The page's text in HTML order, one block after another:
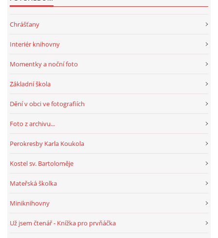
FREE WIFI
VÝZNAČNÍ RODÁCI
FOTOALBUM
PODĚKOVÁNÍ
SLUŽBY
HRY, KVÍZY, VZDĚLÁVÁNÍ ON-LINE
Chrášťany
Interiér knihovny
Momentky a noční foto
Základní škola
Dění v obci ve fotografiích
Foto z archivu...
Perokresby Karla Koukola
Kostel sv. Bartoloměje
Mateřská školka
Miniknihovny
Už jsem čtenář - Knížka pro prvňáčka